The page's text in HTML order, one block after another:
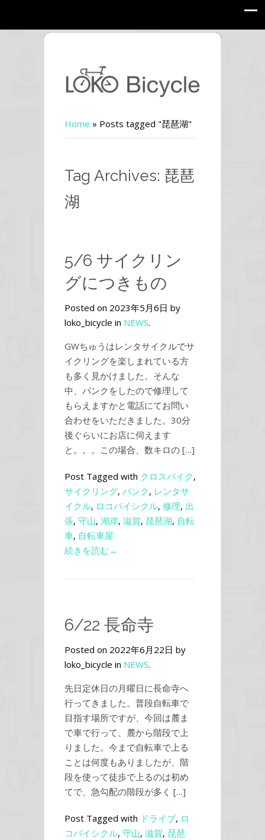
Home » Posts tagged "琵琶湖"
Tag Archives: 琵琶
湖
5/6 サイクリン
グにつきもの
Posted on 2023年5月6日 by
loko_bicycle in NEWS.
GWちゅうはレンタサイクルでサ
イクリングを楽しまれている方
も多く見かけました。そんな
中、パンクをしたので修理して
もらえますかと電話にてお問い
合わせをいただきました。30分
後ぐらいにお店に伺えます
と。。。この場合、数キロの […]
Post Tagged with クロスバイク,
サイクリング, パンク, レンタサ
イクル, ロコバイシクル, 修理, 出
張, 守山, 湖岸, 滋賀, 琵琶湖, 自転
車, 自転車屋
続きを読む→
6/22 長命寺
Posted on 2022年6月22日 by
loko_bicycle in NEWS.
先日定休日の月曜日に長命寺へ
行ってきました。普段自転車で
目指す場所ですが、今回は麓ま
で車で行って、麓から階段で上
りました。今まで自転車で上る
ことは何度もありましたが、階
段を使って徒歩で上るのは初め
てで、急勾配の階段が多く […]
Post Tagged with ドライブ, ロ
コバイシクル, 守山, 滋賀, 琵琶